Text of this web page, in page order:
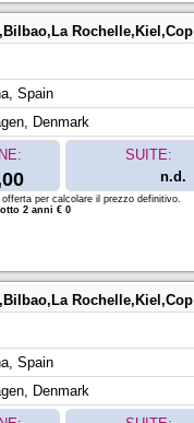
Rochelle,Kiel,Copenhagen
Spain
Denmark
SUITE:
n.d.
per calcolare il prezzo definitivo.
2 anni € 0
Spain
Denmark